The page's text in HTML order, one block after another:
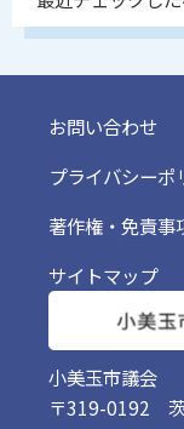
小美玉市議会
〒319-0192
お問い合わせ
プライバシーポ
著作権・免責事
サイトマップ